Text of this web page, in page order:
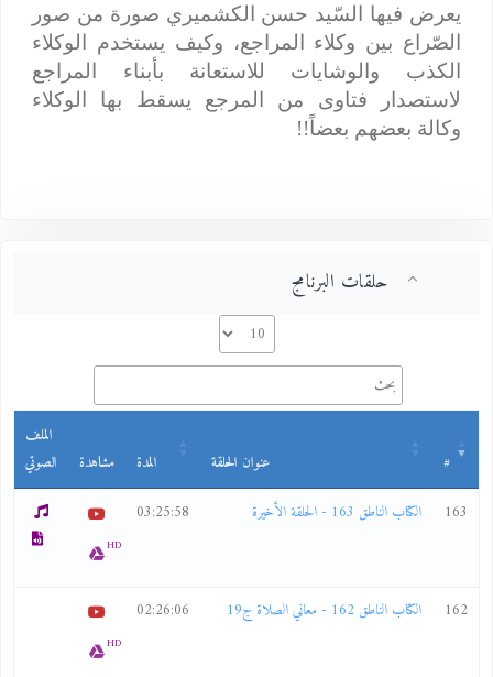
يعرض فيها السّيد حسن الكشميري صورة من صور
الصّراع بين وكلاء المراجع، وكيف يستخدم الوكلاء
الكذب والوشايات للاستعانة بأبناء المراجع
لاستصدار فتاوى من المرجع يسقط بها الوكلاء
وكالة بعضهم بعضاً!!
حلقات البرنامج
عنوان الحلقة المدة مشاهدة
الملف
الصوتي
163
الكتاب الناطق 163 - الحلقة الأخيرة 03:25:58
HD
162 الكتاب الناطق 162 - معاني الصلاة ج19 02:26:06
HD